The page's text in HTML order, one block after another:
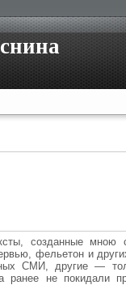
созданные мною
фельетон и
СМИ, другие —
не покидали